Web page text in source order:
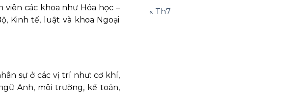
các khoa như Hóa học –
Kinh tế, luật và khoa Ngoại
sự ở các vị trí như: cơ khí,
Anh, môi trường, kế toán,
« Th7